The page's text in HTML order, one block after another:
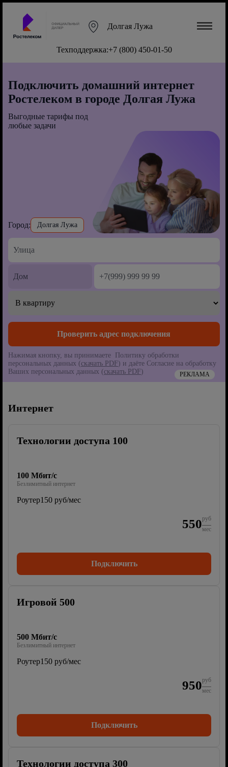
Долгая Лужа
Техподдержка:+7 (800) 450-01-50
Подключить домашний интернет
Ростелеком в городе Долгая Лужа
Выгодные тарифы под
любые задачи
Город: Долгая Лужа
Нажимая кнопку, вы принимаете Политику обработки
персональных данных (скачать PDF) и даёте Согласие на обработку
Ваших персональных данных (скачать PDF) РЕКЛАМА
Интернет
Технологии доступа 100
100 Мбит/с
Безлимитный интернет
Роутер150 руб/мес
550руб
мес
Подключить
Игровой 500
500 Мбит/с
Безлимитный интернет
Роутер150 руб/мес
950руб
мес
Подключить
Технологии доступа 300